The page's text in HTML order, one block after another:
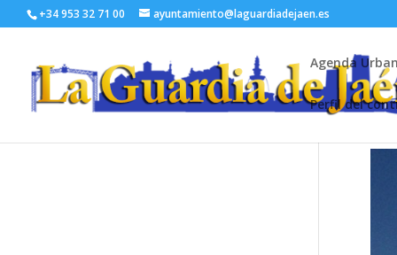
+34 953 32 71 00 ayuntamiento@laguardiadejaen.es
Agenda
Perfil del